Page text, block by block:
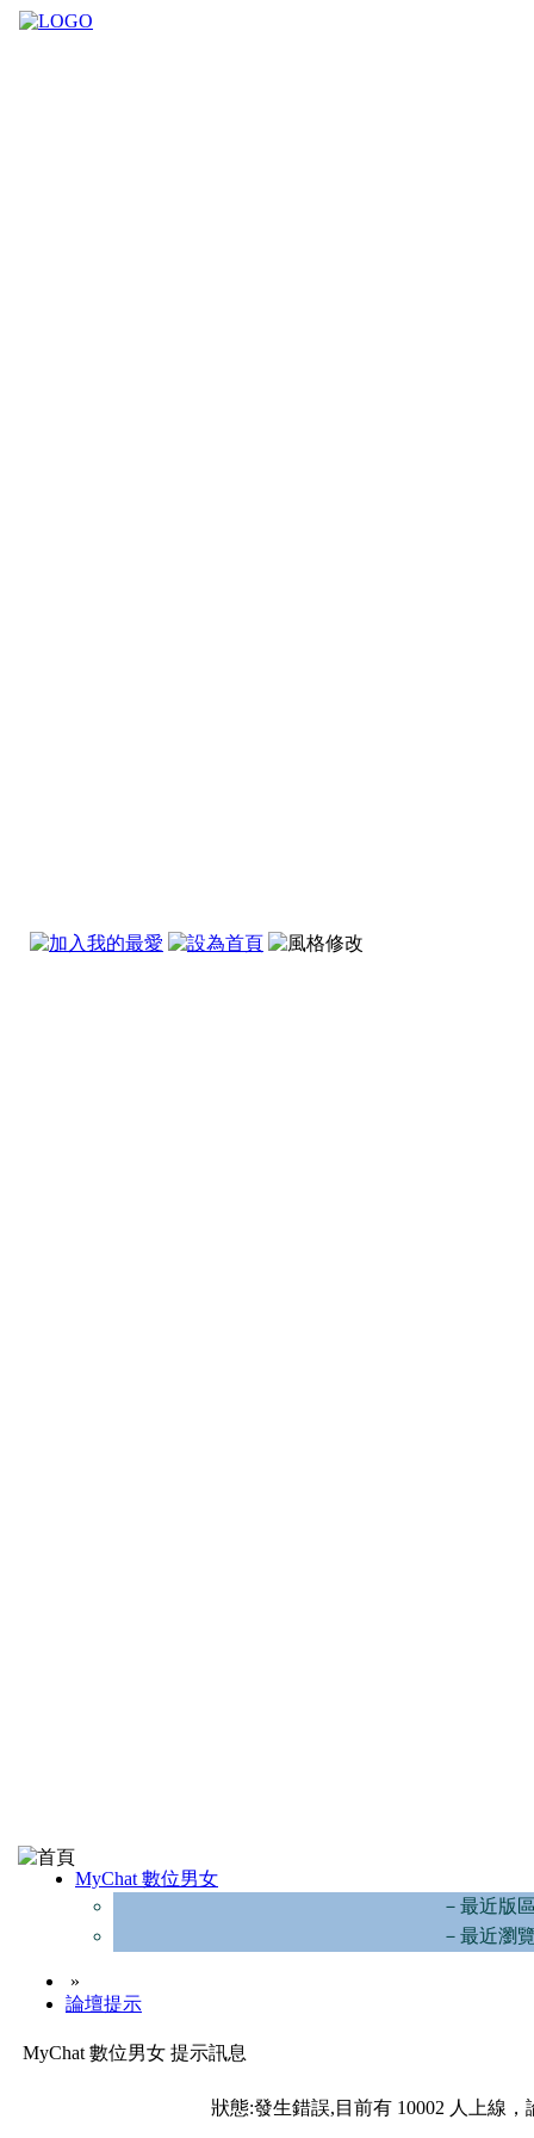
MyChat 數位男女
－最近版
－最近瀏
»
論壇提示
MyChat 數位男女 提示訊息
狀態:發生錯誤,目前有 10002 人上線